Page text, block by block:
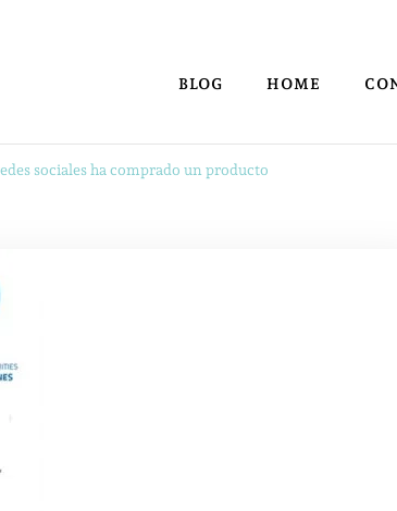
BLOG HOME
sociales ha comprado un producto